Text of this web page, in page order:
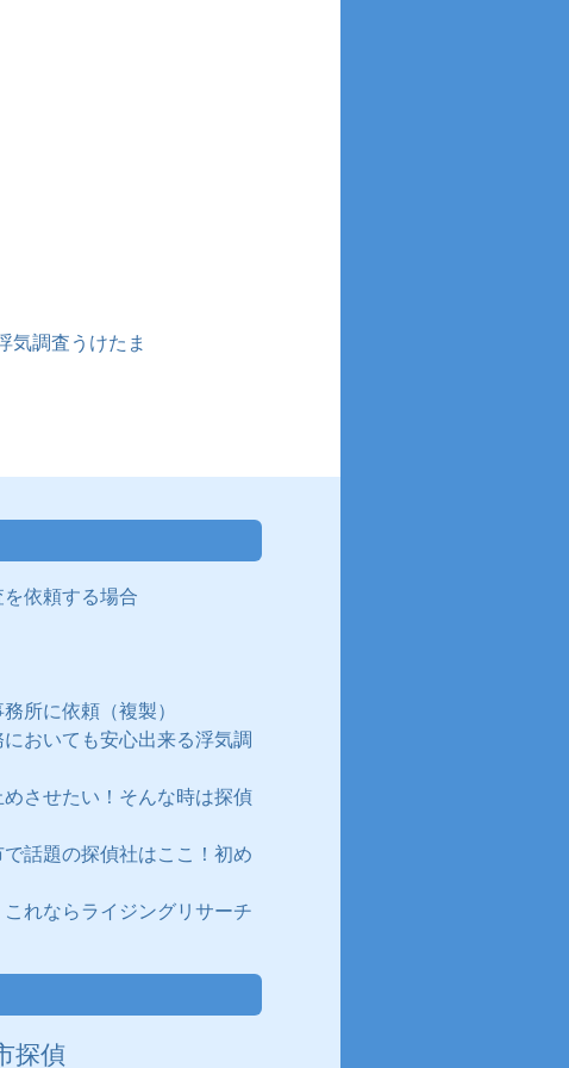
調査うけたま
依頼する場合
所に依頼（複製）
おいても安心出来る浮気調
させたい！そんな時は探偵
話題の探偵社はここ！初め
れならライジングリサーチ
探偵